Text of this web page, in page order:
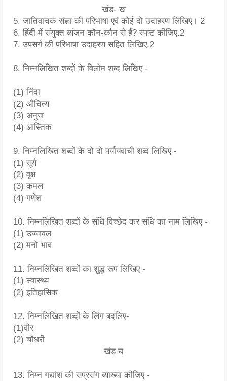
खंड- ख
5. जातिवाचक संज्ञा की परिभाषा एवं कोई दो उदाहरण लिखिए। 2
6. हिंदी में संयुक्त व्यंजन कौन-कौन से हैं? स्पष्ट कीजिए.2
7. उपसर्ग की परिभाषा उदाहरण सहित लिखिए.2
8. निम्नलिखित शब्दों के विलोम शब्द लिखिए -
(1) निंदा
(2) औचित्य
(3) अनुज
(4) आस्तिक
9. निम्नलिखित शब्दों के दो दो पर्यायवाची शब्द लिखिए -
(1) सूर्य
(2) वृक्ष
(3) कमल
(4) गणेश
10. निम्नलिखित शब्दों के संधि विच्छेद कर संधि का नाम लिखिए -
(1) उज्जवल
(2) मनो भाव
11. निम्नलिखित शब्दों का शुद्ध रूप लिखिए -
(1) स्वास्थ्य
(2) इतिहासिक
12. निम्नलिखित शब्दों के लिंग बदलिए-
(1)वीर
(2) चौधरी
खंड घ
13. निम्न गद्यांश की सप्रसंग व्याख्या कीजिए -